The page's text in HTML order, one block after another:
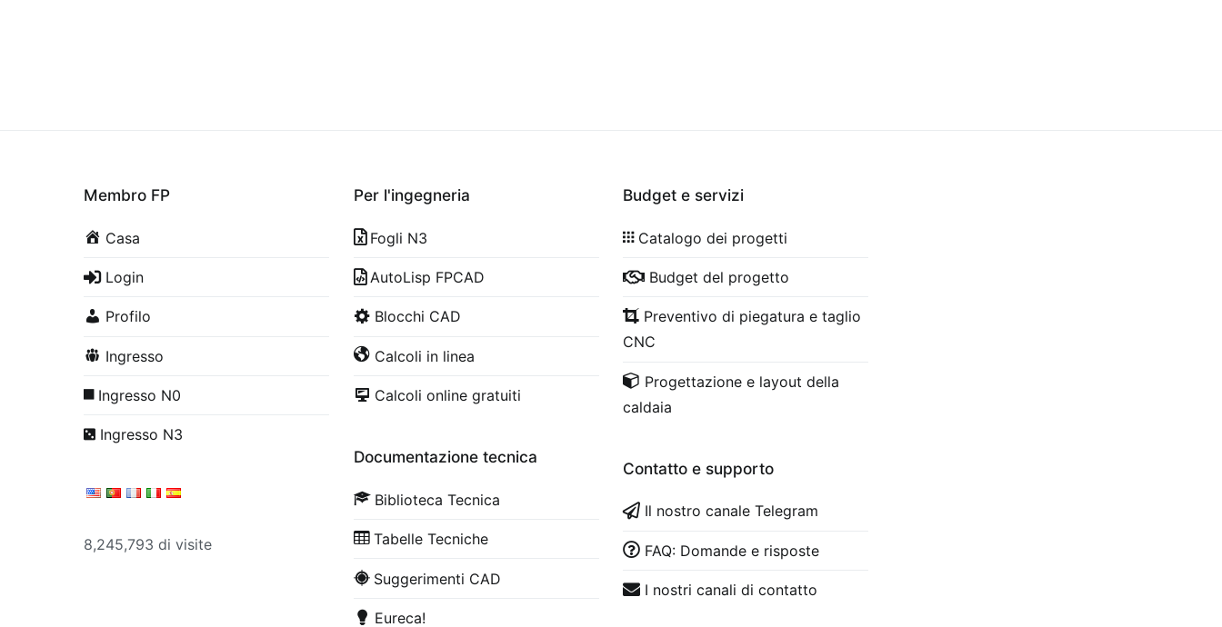
Membro FP
Casa
Login
Profilo
Ingresso
Ingresso N0
Ingresso N3
8,245,793 di visite
Per l'ingegneria
Fogli N3
AutoLisp FPCAD
Blocchi CAD
Calcoli in linea
Calcoli online gratuiti
Documentazione tecnica
Biblioteca Tecnica
Tabelle Tecniche
Suggerimenti CAD
Eureca!
Budget e servizi
Catalogo dei progetti
Budget del progetto
Preventivo di piegatura e taglio
CNC
Progettazione e layout della
caldaia
Contatto e supporto
Il nostro canale Telegram
FAQ: Domande e risposte
I nostri canali di contatto